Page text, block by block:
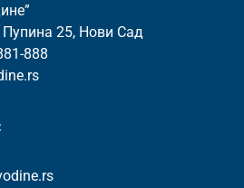
25, Нови Сад
888